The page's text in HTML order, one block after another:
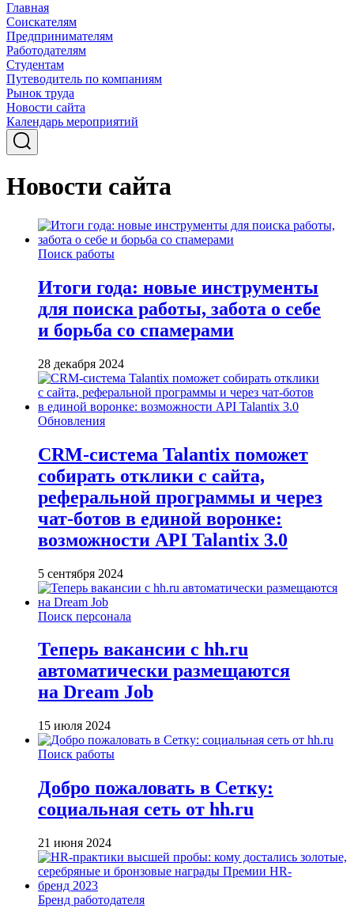
Главная
Соискателям
Предпринимателям
Работодателям
Студентам
Путеводитель по компаниям
Рынок труда
Новости сайта
Календарь мероприятий
Новости сайта
Поиск работы
Итоги года: новые инструменты
для поиска работы, забота о себе
и борьба со спамерами
28 декабря 2024
Обновления
CRM-система Talantix поможет
собирать отклики с сайта,
реферальной программы и через
чат-ботов в единой воронке:
возможности API Talantix 3.0
5 сентября 2024
Поиск персонала
Теперь вакансии с hh.ru
автоматически размещаются
на Dream Job
15 июля 2024
Поиск работы
Добро пожаловать в Сетку:
социальная сеть от hh.ru
21 июня 2024
Бренд работодателя